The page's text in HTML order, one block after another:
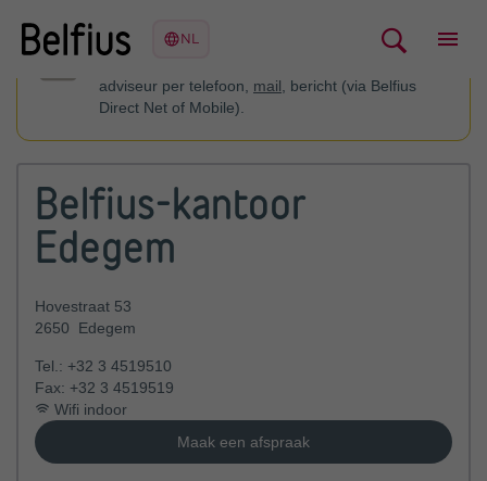
adviseur per telefoon, mail , bericht (via Belfius
Direct Net of Mobile).
Belfius-kantoor
Edegem
Hovestraat 53
2650
Edegem
Tel.: +32 3 4519510
Fax: +32 3 4519519
Wifi indoor
Maak een afspraak